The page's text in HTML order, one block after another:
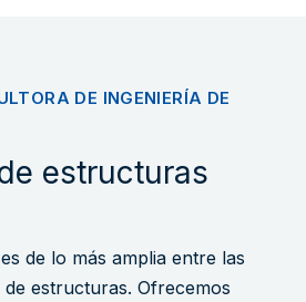
DE INGENIERÍA DE
estructuras
de lo más amplia entre las
estructuras. Ofrecemos